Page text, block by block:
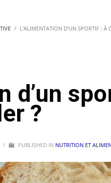
L’ALIMENTATION D’UN SPORTIF : À
d’un
?
/ PUBLISHED IN NUTRITION ET